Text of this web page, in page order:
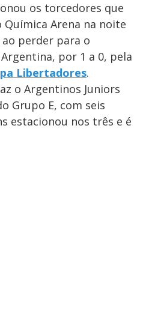
os torcedores que
Arena na noite
perder para o
por 1 a 0, pela
Libertadores.
o Argentinos Juniors
Grupo E, com seis
estacionou nos três e é